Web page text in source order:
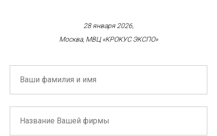
28 января 2026,
Москва, МВЦ «КРОКУС ЭКСПО»